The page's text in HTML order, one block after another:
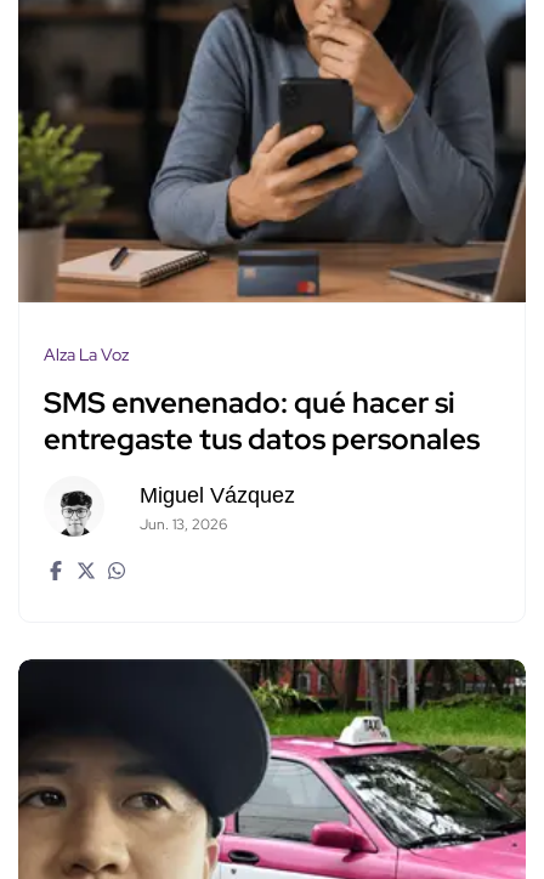
Alza La Voz
SMS envenenado: qué hacer si
entregaste tus datos personales
Miguel Vázquez
Jun. 13, 2026